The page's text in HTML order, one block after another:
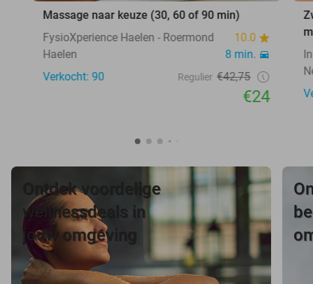
Massage naar keuze (30, 60 of 90 min)
FysioXperience Haelen - Roermond
10.0
Haelen
8 min.
Verkocht: 90
Regulier €42,75
€24
Ontdek voordelige
wellnessdeals in
jouw omgeving